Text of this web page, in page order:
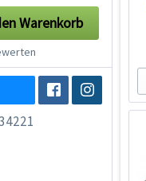
Warenkorb